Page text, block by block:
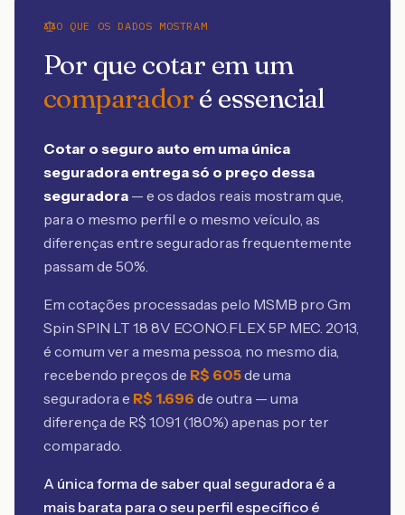
O QUE OS DADOS MOSTRAM
Por que cotar em um
comparadoré essencial
Cotar o seguro auto em uma única
seguradora entrega só o preço dessa
seguradora — e os dados reais mostram que,
para o mesmo perfil e o mesmo veículo, as
diferenças entre seguradoras frequentemente
passam de 50%.
Em cotações processadas pelo MSMB pro Gm
Spin SPIN LT 1.8 8V ECONO.FLEX 5P MEC. 2013,
é comum ver a mesma pessoa, no mesmo dia,
recebendo preços de R$ 605de uma
seguradora e R$ 1.696 de outra — uma
diferença de R$ 1.091 (180%) apenas por ter
comparado.
A única forma de saber qual seguradora é a
mais barata para o seu perfil específico é